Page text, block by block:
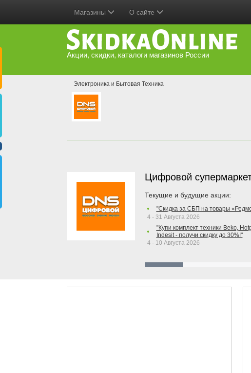
Магазины О сайте
Акции, скидки, каталоги магазинов России
Электроника и Бытовая Техника
Цифровой
Текущие и будущие акции:
"Скидка за СБП на товары
4 - 31 Августа 2026
"Купи комплект техники Beko,
Indesit - получи скидку до 30%!"
4 - 10 Августа 2026